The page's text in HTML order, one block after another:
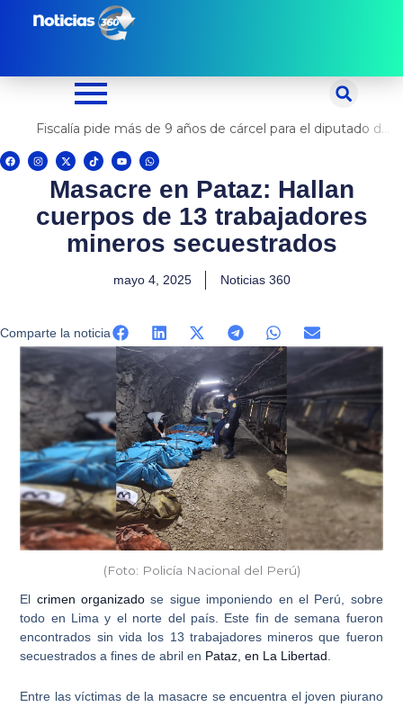
Fiscalía pide más de 9 años de cárcel para el diputado de oposición Harvey Colchado
F
a
c
I
n
s
r
a
X
-
t
w
t
e
T
i
k
t
o
Y
o
u
t
u
e
W
h
a
t
s
a
p
p
Masacre en Pataz: Hallan
cuerpos de 13 trabajadores
mineros secuestrados
mayo 4, 2025 Noticias 360
Comparte la noticia
(Foto: Policía Nacional del Perú)
El crimen organizado se sigue imponiendo en el Perú, sobre
todo en Lima y el norte del país. Este fin de semana fueron
encontrados sin vida los 13 trabajadores mineros que fueron
secuestrados a fines de abril en Pataz, en La Libertad
Entre las víctimas de la masacre se encuentra el joven piurano